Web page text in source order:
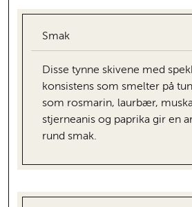
Smak
Disse tynne skivene med
konsistens som smelter på
som rosmarin, laurbær,
stjerneanis og paprika gir en
rund smak.